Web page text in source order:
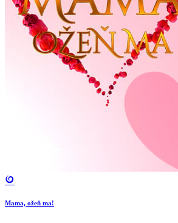
Mama, ožeň ma!